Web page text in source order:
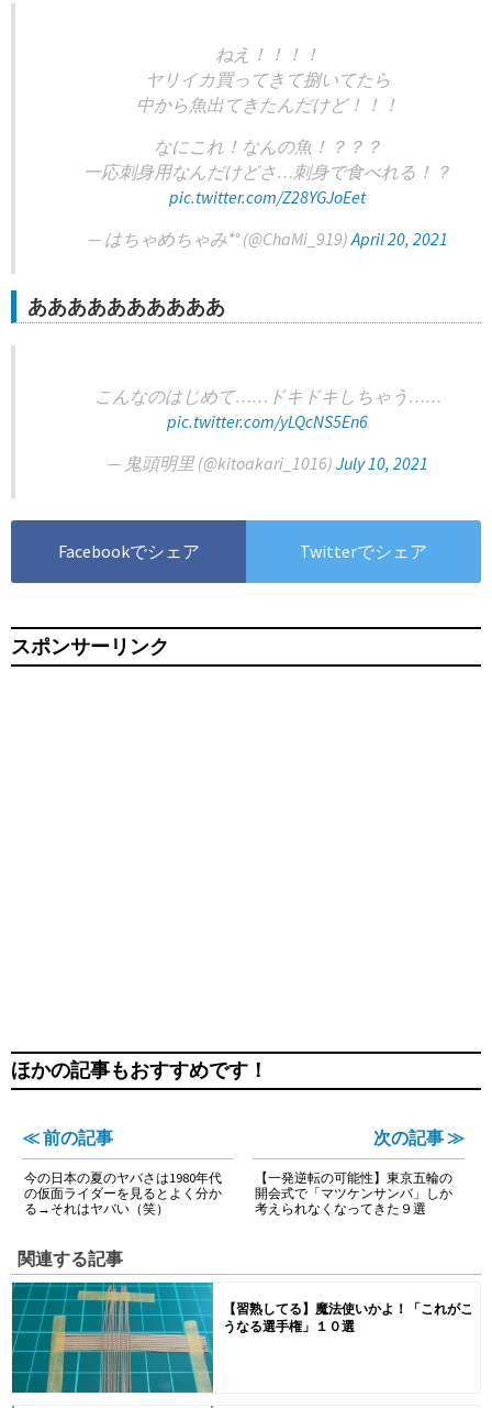
ねえ！！！！
ヤリイカ買ってきて捌いてたら
中から魚出てきたんだけど！！！
なにこれ！なんの魚！？？？
一応刺身用なんだけどさ…刺身で食べれる！？
pic.twitter.com/Z28YGJoEet
— はちゃめちゃみ*° (@ChaMi_919)April 20, 2021
ああああああああああ
こんなのはじめて……ドキドキしちゃう……
pic.twitter.com/yLQcNS5En6
— 鬼頭明里 (@kitoakari_1016) July 10, 2021
Facebookでシェア Twitterでシェア
スポンサーリンク
ほかの記事もおすすめです！
≪ 前の記事
今の日本の夏のヤバさは1980年代
の仮面ライダーを見るとよく分か
る→それはヤバい（笑）
次の記事 ≫
【一発逆転の可能性】東京五輪の
開会式で「マツケンサンバ」しか
考えられなくなってきた９選
関連する記事
【習熟してる】魔法使いかよ！「これがこ
うなる選手権」１０選